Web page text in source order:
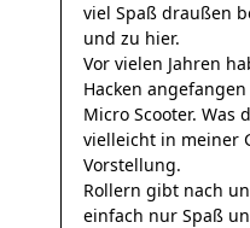
viel Spaß draußen
und zu hier.
Vor vielen Jahren
Hacken
Micro Scooter. Was
vielleicht in meiner
Vorstellung.
Rollern gibt nach
einfach nur Spaß